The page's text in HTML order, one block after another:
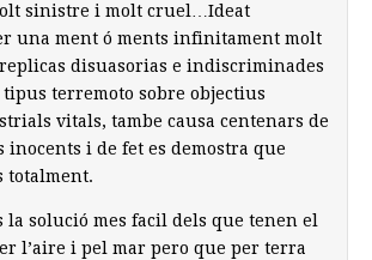
sinistre i molt cruel…Ideat
una ment ó ments infinitament molt
disuasorias e indiscriminades
terremoto sobre objectius
vitals, tambe causa centenars de
inocents i de fet es demostra que
totalment.
la solució mes facil dels que tenen el
l’aire i pel mar pero que per terra